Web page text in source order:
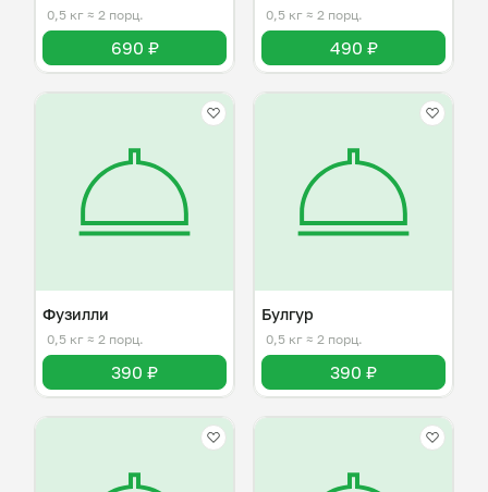
0,5 кг ≈ 2 порц.
690 ₽
0,5 кг ≈ 2 порц.
490 ₽
Фузилли
0,5 кг ≈ 2 порц.
390 ₽
Булгур
0,5 кг ≈ 2 порц.
390 ₽